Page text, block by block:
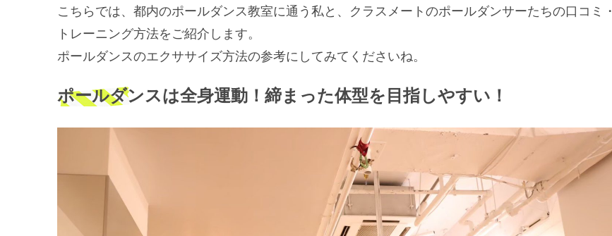
こちらでは、都内のポールダンス教室に通う私と、クラスメートのポールダンサーたちの口コミ・
トレーニング方法をご紹介します。
ポールダンスのエクササイズ方法の参考にしてみてくださいね。
ポールダンスは全身運動！締まった体型を目指しやすい！